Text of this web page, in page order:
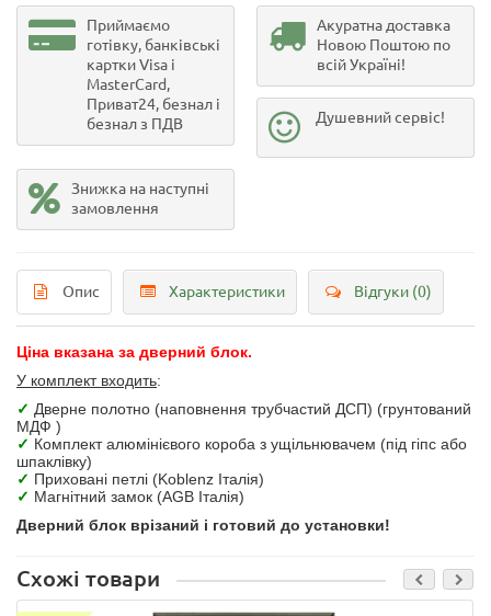
Приймаємо
готівку, банківські
картки Visa і
MasterCard,
Приват24, безнал і
безнал з ПДВ
Акуратна доставка
Новою Поштою по
всій Україні!
Душевний сервіс!
Знижка на наступні
замовлення
Опис Характеристики Відгуки (0)
Ціна вказана за дверний блок.
У комплект входить:
✓ Дверне полотно (наповнення трубчастий ДСП) (грунтований
МДФ )
✓ Комплект алюмінієвого короба з ущільнювачем (під гіпс або
шпаклівку)
✓ Приховані петлі (Koblenz Італія)
✓ Магнітний замок (AGB Італія)
Дверний блок врізаний і готовий до установки!
Схожі товари